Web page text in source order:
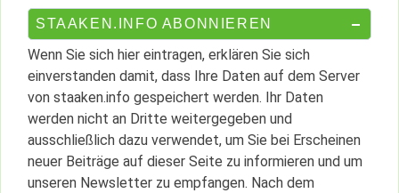
STAAKEN.INFO ABONNIEREN
Wenn Sie sich hier eintragen, erklären Sie sich
einverstanden damit, dass Ihre Daten auf dem Server
von staaken.info gespeichert werden. Ihr Daten
werden nicht an Dritte weitergegeben und
ausschließlich dazu verwendet, um Sie bei Erscheinen
neuer Beiträge auf dieser Seite zu informieren und um
unseren Newsletter zu empfangen. Nach dem